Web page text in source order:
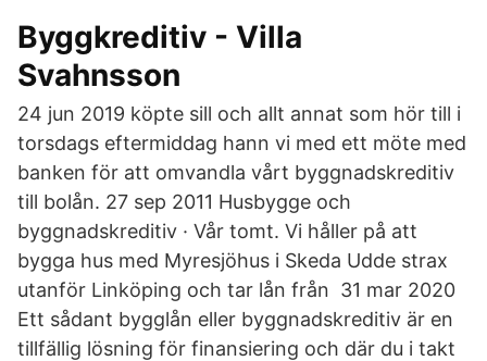
Byggkreditiv - Villa
Svahnsson
24 jun 2019 köpte sill och allt annat som hör till i
torsdags eftermiddag hann vi med ett möte med
banken för att omvandla vårt byggnadskreditiv
till bolån. 27 sep 2011 Husbygge och
byggnadskreditiv · Vår tomt. Vi håller på att
bygga hus med Myresjöhus i Skeda Udde strax
utanför Linköping och tar lån från 31 mar 2020
Ett sådant bygglån eller byggnadskreditiv är en
tillfällig lösning för finansiering och där du i takt